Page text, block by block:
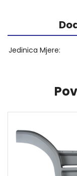
Jedinica Mjere